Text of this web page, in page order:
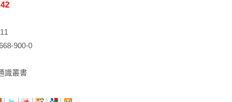
900-0
識叢書